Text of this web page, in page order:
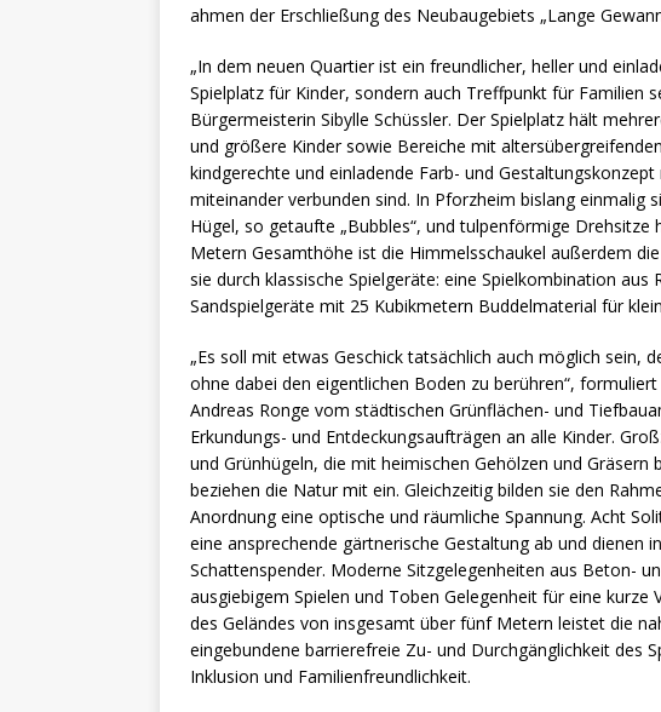
ahmen der Erschließung des Neubaugebiets „Lange
„In dem neuen Quartier ist ein freundlicher, heller und
Spielplatz für Kinder, sondern auch Treffpunkt für Familien
Bürgermeisterin Sibylle Schüssler. Der Spielplatz hält
und größere Kinder sowie Bereiche mit
kindgerechte und einladende Farb- und
miteinander verbunden sind. In Pforzheim bislang einmalig
Hügel, so getaufte „Bubbles“, und tulpenförmige
Metern Gesamthöhe ist die Himmelsschaukel außerdem
sie durch klassische Spielgeräte: eine Spielkombination
Sandspielgeräte mit 25 Kubikmetern Buddelmaterial für
„Es soll mit etwas Geschick tatsächlich auch möglich sein,
ohne dabei den eigentlichen Boden zu berühren“,
Andreas Ronge vom städtischen Grünflächen- und
Erkundungs- und Entdeckungsaufträgen an alle Kinder.
und Grünhügeln, die mit heimischen Gehölzen und
beziehen die Natur mit ein. Gleichzeitig bilden sie den
Anordnung eine optische und räumliche Spannung. Acht
eine ansprechende gärtnerische Gestaltung ab und dienen
Schattenspender. Moderne Sitzgelegenheiten aus Beton-
ausgiebigem Spielen und Toben Gelegenheit für eine
des Geländes von insgesamt über fünf Metern leistet die
eingebundene barrierefreie Zu- und Durchgänglichkeit des
Inklusion und Familienfreundlichkeit.